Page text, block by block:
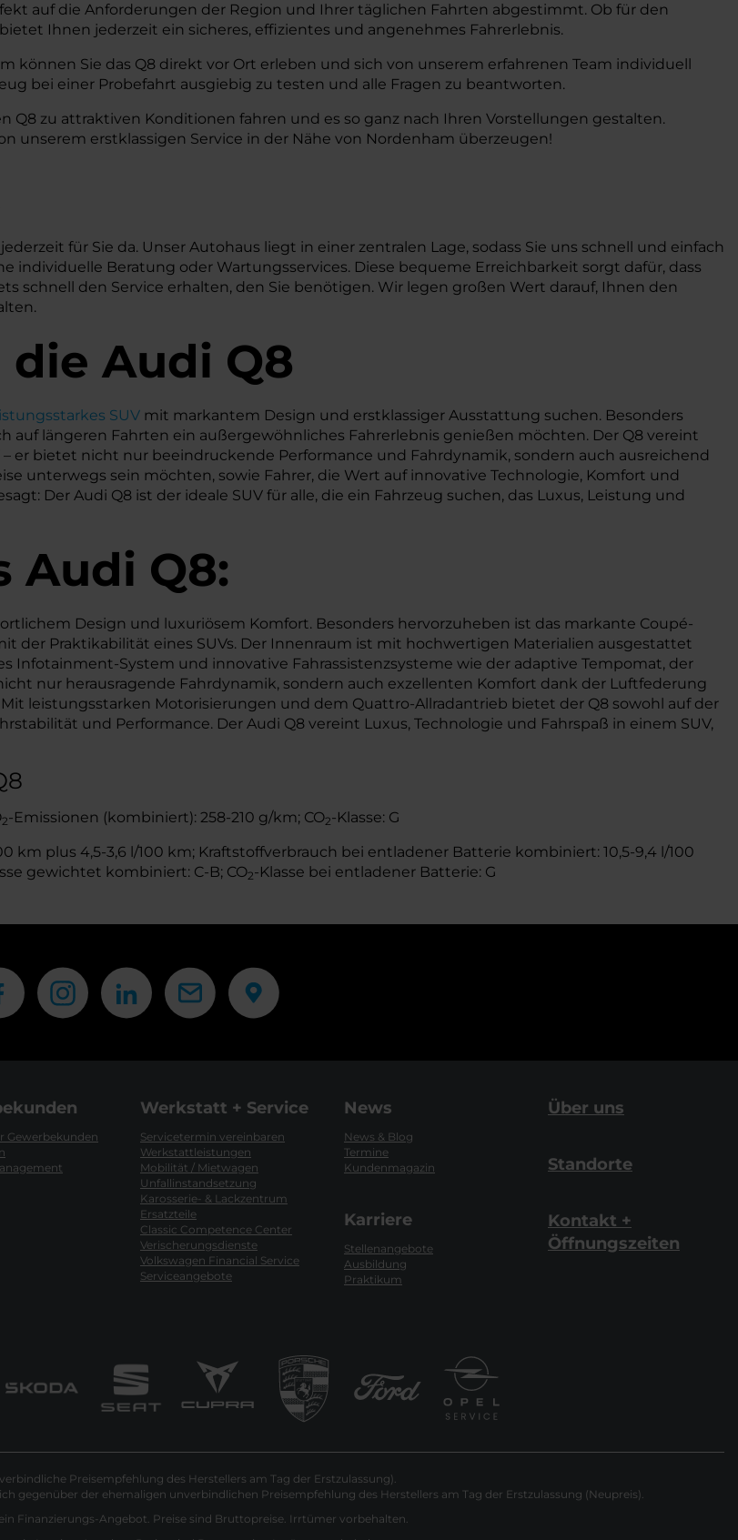
auf die Anforderungen der Region und Ihrer täglichen Fahrten abgestimmt. Ob für den
Ihnen jederzeit ein sicheres, effizientes und angenehmes Fahrerlebnis.
können Sie das Q8 direkt vor Ort erleben und sich von unserem erfahrenen Team individuell
bei einer Probefahrt ausgiebig zu testen und alle Fragen zu beantworten.
zu attraktiven Konditionen fahren und es so ganz nach Ihren Vorstellungen gestalten.
unserem erstklassigen Service in der Nähe von Nordenham überzeugen!
für Sie da. Unser Autohaus liegt in einer zentralen Lage, sodass Sie uns schnell und einfach
individuelle Beratung oder Wartungsservices. Diese bequeme Erreichbarkeit sorgt dafür, dass
schnell den Service erhalten, den Sie benötigen. Wir legen großen Wert darauf, Ihnen den
Audi Q8
SUV mit markantem Design und erstklassiger Ausstattung suchen. Besonders
auf längeren Fahrten ein außergewöhnliches Fahrerlebnis genießen möchten. Der Q8 vereint
er bietet nicht nur beeindruckende Performance und Fahrdynamik, sondern auch ausreichend
unterwegs sein möchten, sowie Fahrer, die Wert auf innovative Technologie, Komfort und
Der Audi Q8 ist der ideale SUV für alle, die ein Fahrzeug suchen, das Luxus, Leistung und
Audi Q8:
Design und luxuriösem Komfort. Besonders hervorzuheben ist das markante Coupé-
der Praktikabilität eines SUVs. Der Innenraum ist mit hochwertigen Materialien ausgestattet
Infotainment-System und innovative Fahrassistenzsysteme wie der adaptive Tempomat, der
nur herausragende Fahrdynamik, sondern auch exzellenten Komfort dank der Luftfederung
leistungsstarken Motorisierungen und dem Quattro-Allradantrieb bietet der Q8 sowohl auf der
und Performance. Der Audi Q8 vereint Luxus, Technologie und Fahrspaß in einem SUV,
2-Emissionen (kombiniert): 258-210 g/km; CO2-Klasse: G
km plus 4,5-3,6 l/100 km; Kraftstoffverbrauch bei entladener Batterie kombiniert: 10,5-9,4 l/100
gewichtet kombiniert: C-B; CO2-Klasse bei entladener Batterie: G
Gewerbekunden
Werkstatt + Service
Servicetermin vereinbaren
Werkstattleistungen
Mobilität / Mietwagen
Unfallinstandsetzung
Karosserie- & Lackzentrum
Ersatzteile
Classic Competence Center
Verischerungsdienste
Volkswagen Financial Service
Serviceangebote
News
News & Blog
Termine
Kundenmagazin
Karriere
Stellenangebote
Ausbildung
Praktikum
Über uns
Standorte
Kontakt +
Öffnungszeiten
Preisempfehlung des Herstellers am Tag der Erstzulassung).
gegenüber der ehemaligen unverbindlichen Preisempfehlung des Herstellers am Tag der Erstzulassung (Neupreis).
Finanzierungs-Angebot. Preise sind Bruttopreise. Irrtümer vorbehalten.